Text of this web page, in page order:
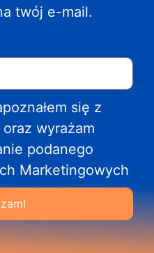
twój e-mail.
się z
wyrażam
podanego
Marketingowych